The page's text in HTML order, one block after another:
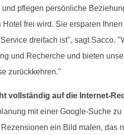
pflegen persönliche
frei wird. Sie ersparen
dreifach ist", sagt Sacco.
und Recherche und bieten
zurückkehren."
vollständig auf die Internet-
mit einer Google-Suche
ein Bild malen, das